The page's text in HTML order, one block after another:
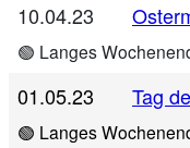
10.04.23
🟢 Langes
01.05.23 Tag
🟢 Langes